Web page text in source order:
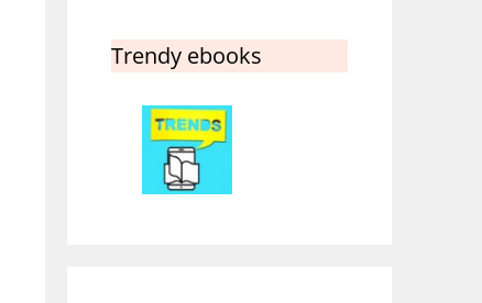
Trendy ebooks